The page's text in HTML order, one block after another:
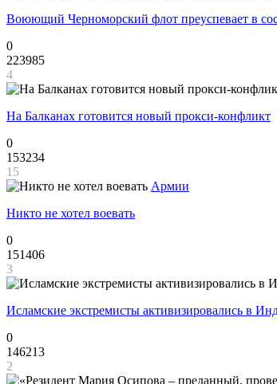
Воюющий Черноморский флот преуспевает в
0
223985
4
На Балканах готовится новый прокси-конфликт
0
153234
15
Армии
Никто не хотел воевать
0
151406
3
Исламские экстремисты активизировались в
0
146213
2